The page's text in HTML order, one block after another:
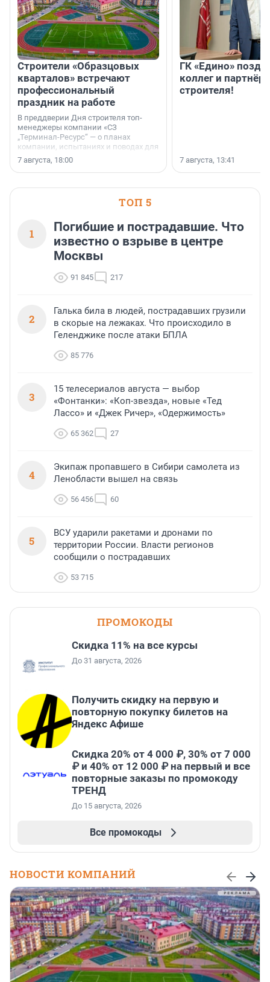
Строители «Образцовых
кварталов» встречают
профессиональный
праздник на работе
В преддверии Дня строителя топ-
менеджеры компании «СЗ
„Терминал-Ресурс“ — о планах
компании, испытаниях и поводах для
осторожного оптимизма.
7 августа, 18:00
ГК «Едино»
коллег и
строителя!
7 августа, 13:41
ТОП 5
1
Погибшие и пострадавшие. Что
известно о взрыве в центре
Москвы
91 845 217
2
Галька била в людей, пострадавших грузили
в скорые на лежаках. Что происходило в
Геленджике после атаки БПЛА
85 776
3
15 телесериалов августа — выбор
«Фонтанки»: «Коп-звезда», новые «Тед
Лассо» и «Джек Ричер», «Одержимость»
65 362 27
4
Экипаж пропавшего в Сибири самолета из
Ленобласти вышел на связь
56 456 60
5
ВСУ ударили ракетами и дронами по
территории России. Власти регионов
сообщили о пострадавших
53 715
ПРОМОКОДЫ
Скидка 11% на все курсы
До 31 августа, 2026
Получить скидку на первую и
повторную покупку билетов на
Яндекс Афише
Скидка 20% от 4 000 ₽, 30% от 7 000
₽ и 40% от 12 000 ₽ на первый и все
повторные заказы по промокоду
ТРЕНД
До 15 августа, 2026
Все промокоды
НОВОСТИ КОМПАНИЙ